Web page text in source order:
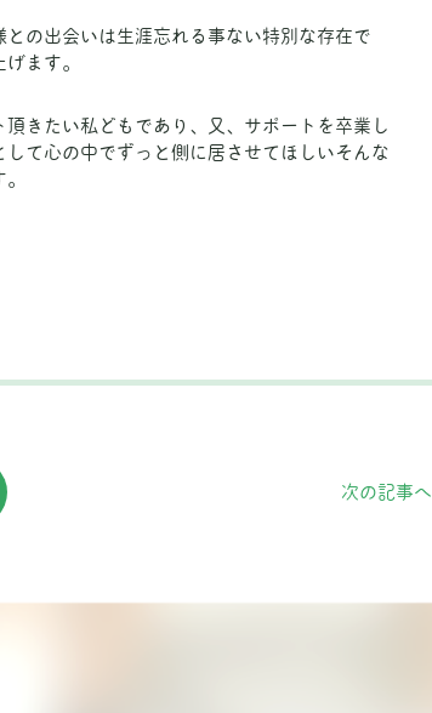
との出会いは生涯忘れる事ない特別な存在で
ます。
頂きたい私どもであり、又、サポートを卒業し
て心の中でずっと側に居させてほしいそんな
次の記事へ